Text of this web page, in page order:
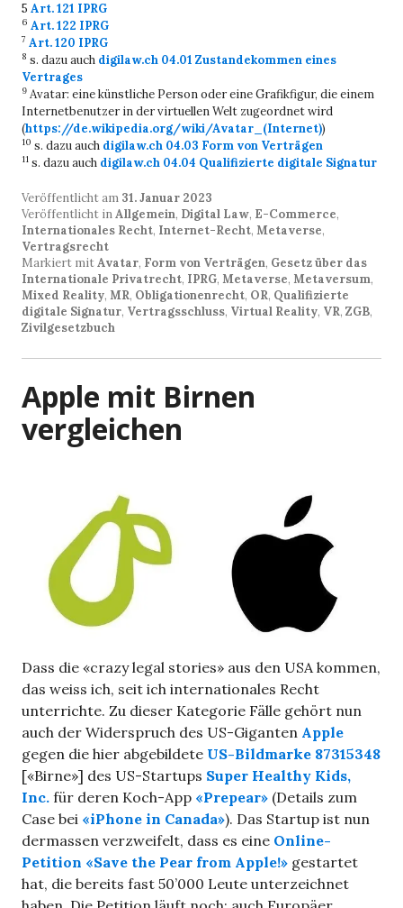
5 Art. 121 IPRG
6 Art. 122 IPRG
7 Art. 120 IPRG
8 s. dazu auch digilaw.ch 04.01 Zustandekommen eines
Vertrages
9 Avatar: eine künstliche Person oder eine Grafikfigur, die einem
Internetbenutzer in der virtuellen Welt zugeordnet wird
(https://de.wikipedia.org/wiki/Avatar_(Internet))
10 s. dazu auch digilaw.ch 04.03 Form von Verträgen
11 s. dazu auch digilaw.ch 04.04 Qualifizierte digitale Signatur
Veröffentlicht am 31. Januar 2023
Veröffentlicht inAllgemein, Digital Law, E-Commerce,
Internationales Recht, Internet-Recht, Metaverse,
Vertragsrecht
Markiert mitAvatar, Form von Verträgen, Gesetz über das
Internationale Privatrecht, IPRG, Metaverse, Metaversum,
Mixed Reality, MR, Obligationenrecht, OR, Qualifizierte
digitale Signatur, Vertragsschluss, Virtual Reality, VR, ZGB,
Zivilgesetzbuch
Apple mit Birnen
vergleichen
Dass die «crazy legal stories» aus den USA kommen,
das weiss ich, seit ich internationales Recht
unterrichte. Zu dieser Kategorie Fälle gehört nun
auch der Widerspruch des US-Giganten Apple
gegen die hier abgebildete US-Bildmarke 87315348
[«Birne»] des US-Startups Super Healthy Kids,
Inc. für deren Koch-App «Prepear» (Details zum
Case bei «iPhone in Canada»). Das Startup ist nun
dermassen verzweifelt, dass es eine Online-
Petition «Save the Pear from Apple!» gestartet
hat, die bereits fast 50’000 Leute unterzeichnet